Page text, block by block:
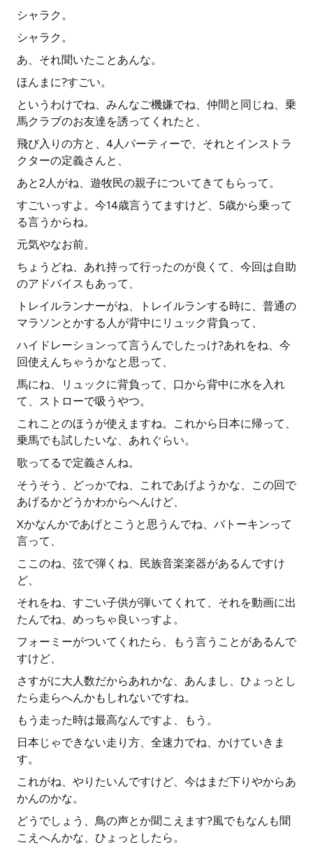
シャラク。
シャラク。
あ、それ聞いたことあんな。
ほんまに?すごい。
というわけでね、みんなご機嫌でね、仲間と同じね、乗
馬クラブのお友達を誘ってくれたと、
飛び入りの方と、4人パーティーで、それとインストラ
クターの定義さんと、
あと2人がね、遊牧民の親子についてきてもらって。
すごいっすよ。今14歳言うてますけど、5歳から乗って
る言うからね。
元気やなお前。
ちょうどね、あれ持って行ったのが良くて、今回は自助
のアドバイスもあって、
トレイルランナーがね、トレイルランする時に、普通の
マラソンとかする人が背中にリュック背負って、
ハイドレーションって言うんでしたっけ?あれをね、今
回使えんちゃうかなと思って、
馬にね、リュックに背負って、口から背中に水を入れ
て、ストローで吸うやつ。
これことのほうが使えますね。これから日本に帰って、
乗馬でも試したいな、あれぐらい。
歌ってるで定義さんね。
そうそう、どっかでね、これであげようかな、この回で
あげるかどうかわからへんけど、
Xかなんかであげとこうと思うんでね、バトーキンって
言って、
ここのね、弦で弾くね、民族音楽楽器があるんですけ
ど、
それをね、すごい子供が弾いてくれて、それを動画に出
たんでね、めっちゃ良いっすよ。
フォーミーがついてくれたら、もう言うことがあるんで
すけど、
さすがに大人数だからあれかな、あんまし、ひょっとし
たら走らへんかもしれないですね。
もう走った時は最高なんですよ、もう。
日本じゃできない走り方、全速力でね、かけていきま
す。
これがね、やりたいんですけど、今はまだ下りやからあ
かんのかな。
どうでしょう、鳥の声とか聞こえます?風でもなんも聞
こえへんかな、ひょっとしたら。